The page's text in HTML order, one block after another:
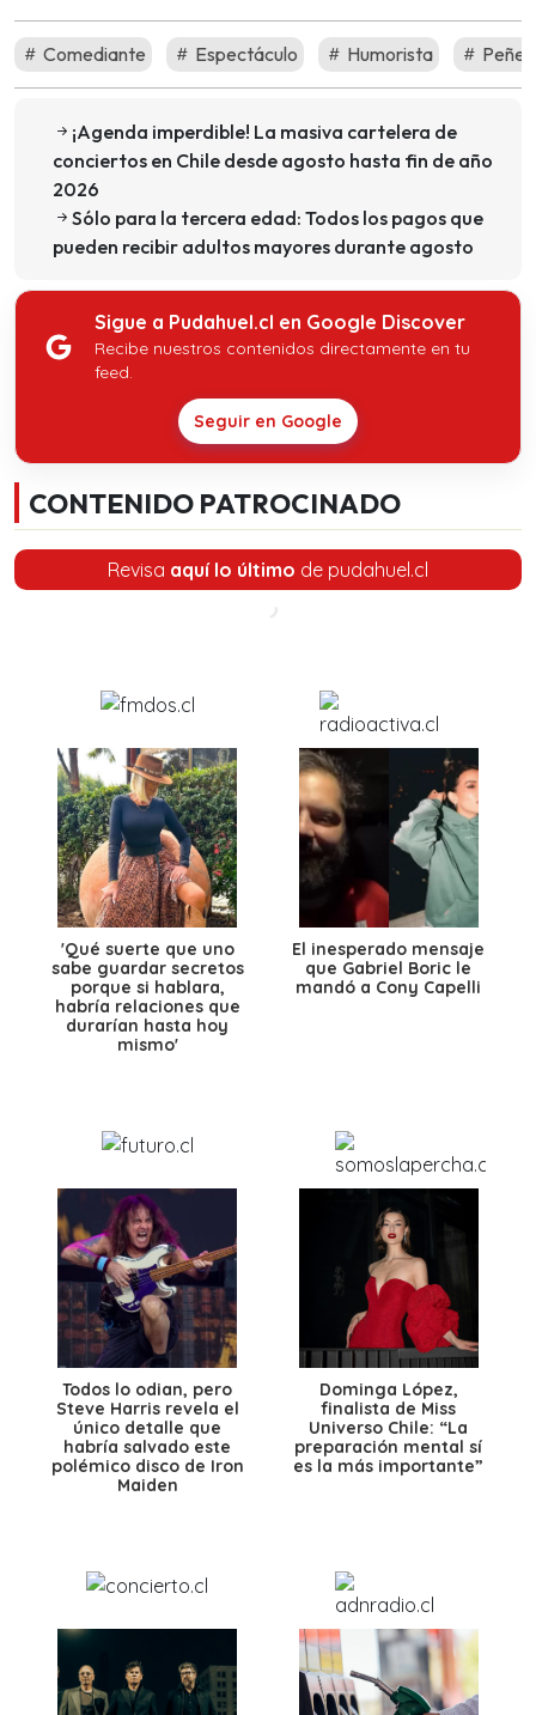
Comediante Espectáculo Humorista
¡Agenda imperdible! La masiva cartelera de
conciertos en Chile desde agosto hasta fin de año
2026
Sólo para la tercera edad: Todos los pagos que
pueden recibir adultos mayores durante agosto
Sigue a Pudahuel.cl en Google Discover
Recibe nuestros contenidos directamente en tu
feed.
Seguir en Google
CONTENIDO PATROCINADO
Revisa aquí lo último de pudahuel.cl
'Qué suerte que uno
sabe guardar secretos
porque si hablara,
habría relaciones que
durarían hasta hoy
mismo'
El inesperado mensaje
que Gabriel Boric le
mandó a Cony Capelli
Todos lo odian, pero
Steve Harris revela el
único detalle que
habría salvado este
polémico disco de Iron
Maiden
Dominga López,
finalista de Miss
Universo Chile: “La
preparación mental sí
es la más importante”